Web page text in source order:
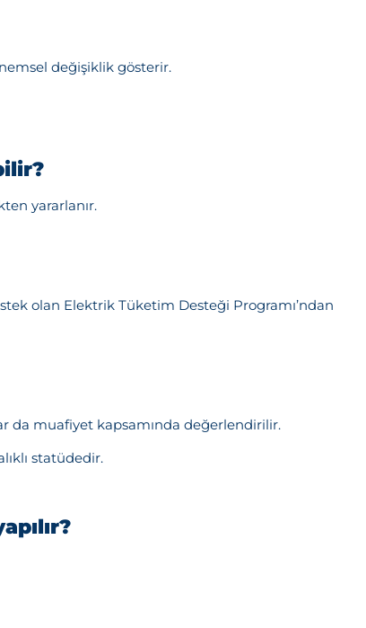
değişiklik gösterir.
yararlanır.
olan Elektrik Tüketim Desteği Programı’ndan
da muafiyet kapsamında değerlendirilir.
statüdedir.